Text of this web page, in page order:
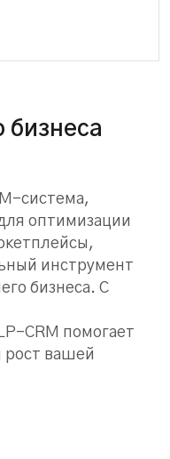
бизнеса
система,
оптимизации
инструмент
бизнеса. С
CRM помогает
вашей